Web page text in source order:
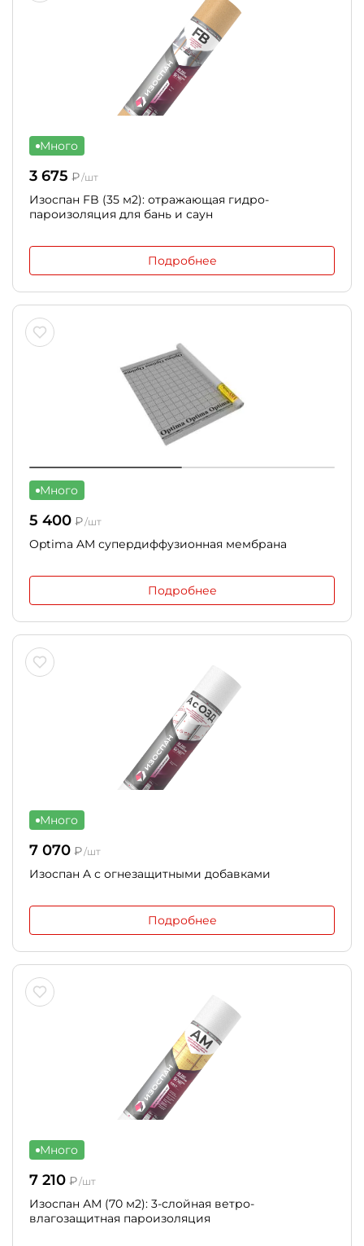
Много
3 675 ₽/шт
Изоспан FB (35 м2): отражающая гидро-
пароизоляция для бань и саун
Подробнее
Много
5 400 ₽/шт
Optima AM супердиффузионная мембрана
Подробнее
Много
7 070 ₽/шт
Изоспан A с огнезащитными добавками
Подробнее
Много
7 210 ₽/шт
Изоспан АМ (70 м2): 3-слойная ветро-
влагозащитная пароизоляция